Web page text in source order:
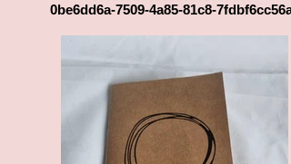
0be6dd6a-7509-4a85-81c8-7fdbf6cc56a0